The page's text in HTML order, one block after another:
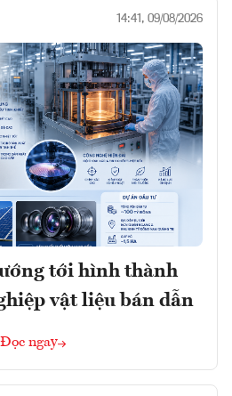
14:41, 09/08/2026
tới hình thành
vật liệu bán dẫn
Đọc ngay